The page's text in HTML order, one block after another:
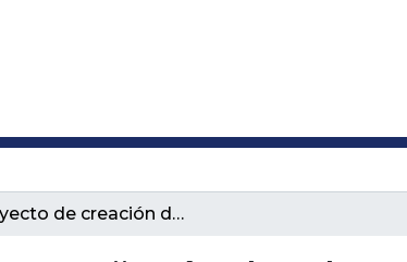
Proyecto de creación de empresa “avícola el renacer”